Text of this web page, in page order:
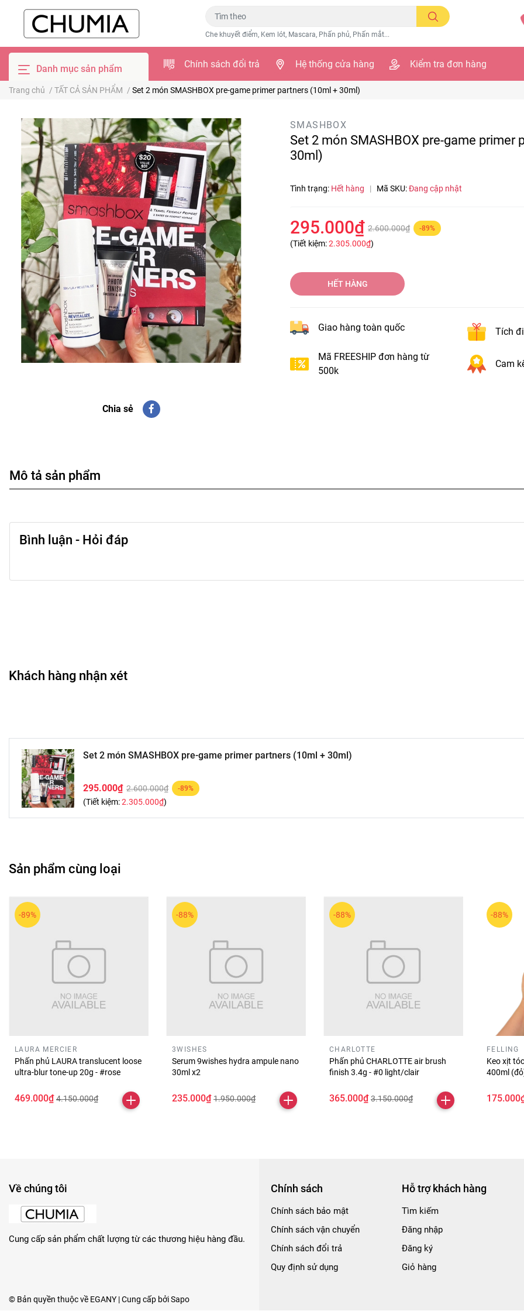
Che khuyết điểm, Kem lót, Mascara, Phấn phủ, Phấn mắt...
Danh mục sản phẩm Chính sách đổi trả Hệ thống cửa hàng Kiểm tra đơn hàng
Trang chủ / TẤT CẢ SẢN PHẨM / Set 2 món SMASHBOX pre-game primer partners (10ml + 30ml)
Chia sẻ
SMASHBOX
Set 2 món SMASHBOX pre-game primer
30ml)
Tình trạng: Hết hàng | Mã SKU:Đang cập nhật
295.000₫ 2.600.000₫ -89%
(Tiết kiệm:2.305.000₫)
HẾT HÀNG
Giao hàng toàn quốc Tích
Mã FREESHIP đơn hàng từ
500k
Cam
Mô tả sản phẩm
Bình luận - Hỏi đáp
Khách hàng nhận xét
Set 2 món SMASHBOX pre-game primer partners (10ml + 30ml)
295.000₫ 2.600.000₫ -89%
(Tiết kiệm:2.305.000₫)
Sản phẩm cùng loại
-89%
LAURA MERCIER
Phấn phủ LAURA translucent loose
ultra-blur tone-up 20g - #rose
469.000₫ 4.150.000₫
-88%
3WISHES
Serum 9wishes hydra ampule nano
30ml x2
235.000₫ 1.950.000₫
-88%
CHARLOTTE
Phấn phủ CHARLOTTE air brush
finish 3.4g - #0 light/clair
365.000₫ 3.150.000₫
-88%
FELLING
Keo xịt
400ml
Về chúng tôi
Cung cấp sản phẩm chất lượng từ các thương hiệu hàng đầu.
Chính sách
Chính sách bảo mật
Chính sách vận chuyển
Chính sách đổi trả
Quy định sử dụng
Hỗ trợ khách hàng
Tìm kiếm
Đăng nhập
Đăng ký
Giỏ hàng
© Bản quyền thuộc về EGANY | Cung cấp bởiSapo